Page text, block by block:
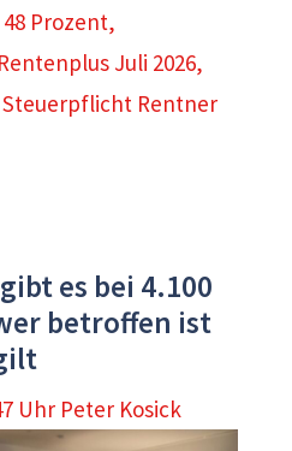
Prozent,
Rentenplus Juli 2026,
Steuerpflicht Rentner
es bei 4.100
betroffen ist
Uhr Peter Kosick